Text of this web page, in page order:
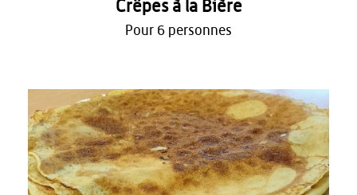
Crêpes à la Bière
Pour 6 personnes